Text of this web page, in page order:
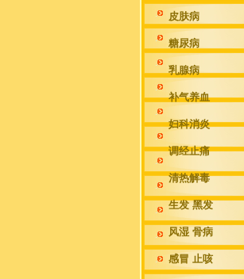
皮肤病
糖尿病
乳腺病
补气养血
妇科消炎
调经止痛
清热解毒
生发 黑发
风湿 骨病
感冒 止咳